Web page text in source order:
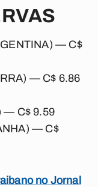
— C$
— C$ 6.86
— C$ 9.59
— C$
no Jornal